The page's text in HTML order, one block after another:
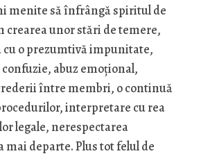
menite să înfrângă spiritul de
crearea unor stări de temere,
o prezumtivă impunitate,
abuz emoţional,
între membri, o continuă
interpretare cu rea
legale, nerespectarea
mai departe. Plus tot felul de